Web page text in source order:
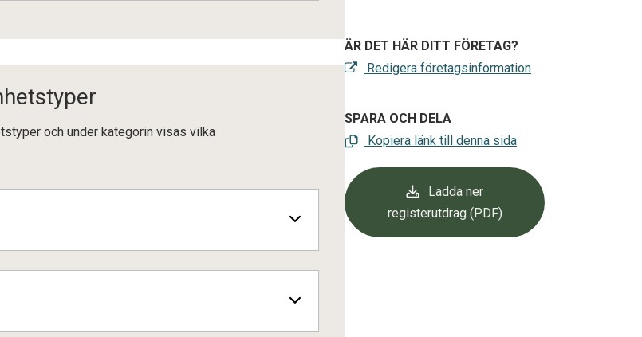
och under kategorin visas vilka
ÄR DET HÄR DITT FÖRETAG?
Redigera företagsinformation
SPARA OCH DELA
Kopiera länk till denna sida
Ladda ner
registerutdrag (PDF)